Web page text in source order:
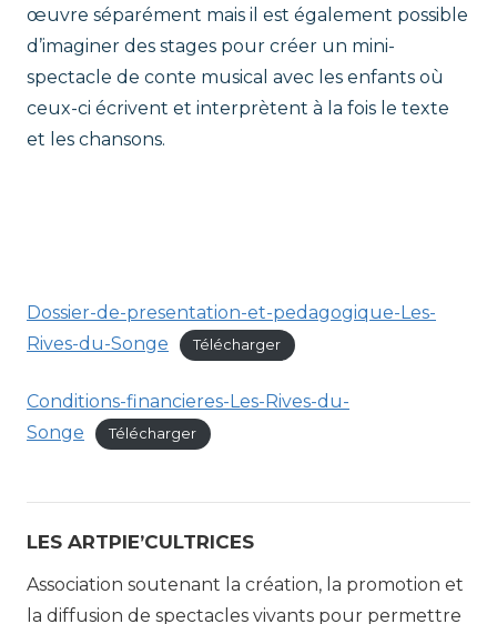
œuvre séparément mais il est également possible
d’imaginer des stages pour créer un mini-
spectacle de conte musical avec les enfants où
ceux-ci écrivent et interprètent à la fois le texte
et les chansons.
Dossier-de-presentation-et-pedagogique-Les-
Rives-du-Songe
Télécharger
Conditions-financieres-Les-Rives-du-
Songe
Télécharger
LES ARTPIE’CULTRICES
Association soutenant la création, la promotion et
la diffusion de spectacles vivants pour permettre